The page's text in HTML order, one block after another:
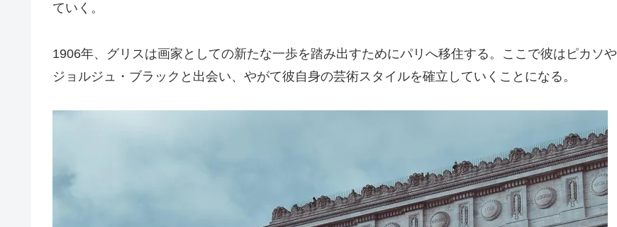
ていく。
1906年、グリスは画家としての新たな一歩を踏み出すためにパリへ移住する。ここで彼はピカソや
ジョルジュ・ブラックと出会い、やがて彼自身の芸術スタイルを確立していくことになる。